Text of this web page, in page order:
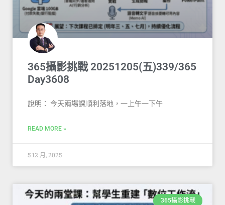
365攝影挑戰 20251205(五)339/365
Day3608
說明： 今天兩場課順利落地，一上午一下午
READ MORE »
5 12 月, 2025
365攝影挑戰